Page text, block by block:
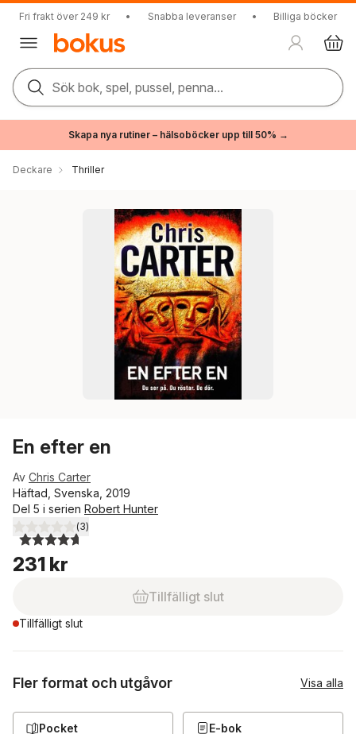
Fri frakt över 249 kr • Snabba leveranser • Billiga böcker
Sök bok, spel, pussel, penna...
Skapa nya rutiner – hälsoböcker upp till 50% →
Deckare Thriller
En efter en
Av Chris Carter
Häftad, Svenska, 2019
Del 5 i serien Robert Hunter
4,7utav 5 stjärnor. Totalt antal röster:
(3)
231 kr
Tillfälligt slut
Tillfälligt slut
Fler format och utgåvor Visa alla
Pocket
E-bok